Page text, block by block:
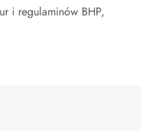
i regulaminów BHP,